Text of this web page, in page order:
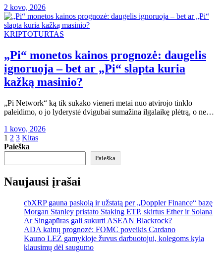
2 kovo, 2026
KRIPTOTURTAS
„Pi“ monetos kainos prognozė: daugelis
ignoruoja – bet ar „Pi“ slapta kuria
kažką masinio?
„Pi Network“ ką tik sukako vieneri metai nuo atvirojo tinklo
paleidimo, o jo lyderystė dvigubai sumažina ilgalaikę plėtrą, o ne…
1 kovo, 2026
Įrašų
puslapiavimas
1 2 3 Kitas
Paieška
Paieška
Naujausi įrašai
cbXRP gauna paskolą ir užstatą per „Doppler Finance“ bazę
Morgan Stanley pristato Staking ETP, skirtus Ether ir Solana
Ar Singapūras gali sukurti ASEAN Blackrock?
ADA kainų prognozė: FOMC poveikis Cardano
Kauno LEZ gamykloje žuvus darbuotojui, kolegoms kyla
klausimų dėl saugumo